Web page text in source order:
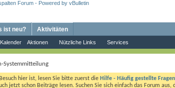
Kalender Aktionen Nützliche Links Services
ist neu? Aktivitäten
Systemmitteilung
hier ist, lesen Sie bitte zuerst die Hilfe - Häufig gestellte Fragen
jetzt schon Beiträge lesen. Suchen Sie sich einfach das Forum